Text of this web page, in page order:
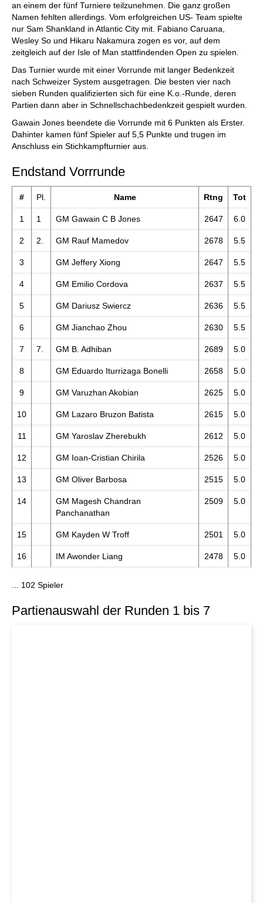
an einem der fünf Turniere teilzunehmen. Die ganz großen
Namen fehlten allerdings. Vom erfolgreichen US- Team spielte
nur Sam Shankland in Atlantic City mit. Fabiano Caruana,
Wesley So und Hikaru Nakamura zogen es vor, auf dem
zeitgleich auf der Isle of Man stattfindenden Open zu spielen.
Das Turnier wurde mit einer Vorrunde mit langer Bedenkzeit
nach Schweizer System ausgetragen. Die besten vier nach
sieben Runden qualifizierten sich für eine K.o.-Runde, deren
Partien dann aber in Schnellschachbedenkzeit gespielt wurden.
Gawain Jones beendete die Vorrunde mit 6 Punkten als Erster.
Dahinter kamen fünf Spieler auf 5,5 Punkte und trugen im
Anschluss ein Stichkampfturnier aus.
Endstand Vorrrunde
# Pl. Name Rtng Tot
1 1 GM Gawain C B Jones 2647 6.0
2 2. GM Rauf Mamedov 2678 5.5
3 GM Jeffery Xiong 2647 5.5
4 GM Emilio Cordova 2637 5.5
5 GM Dariusz Swiercz 2636 5.5
6 GM Jianchao Zhou 2630 5.5
7 7. GM B. Adhiban 2689 5.0
8 GM Eduardo Iturrizaga Bonelli 2658 5.0
9 GM Varuzhan Akobian 2625 5.0
10 GM Lazaro Bruzon Batista 2615 5.0
11 GM Yaroslav Zherebukh 2612 5.0
12 GM Ioan-Cristian Chirila 2526 5.0
13 GM Oliver Barbosa 2515 5.0
14
GM Magesh Chandran
Panchanathan
2509 5.0
15 GM Kayden W Troff 2501 5.0
16 IM Awonder Liang 2478 5.0
... 102 Spieler
Partienauswahl der Runden 1 bis 7